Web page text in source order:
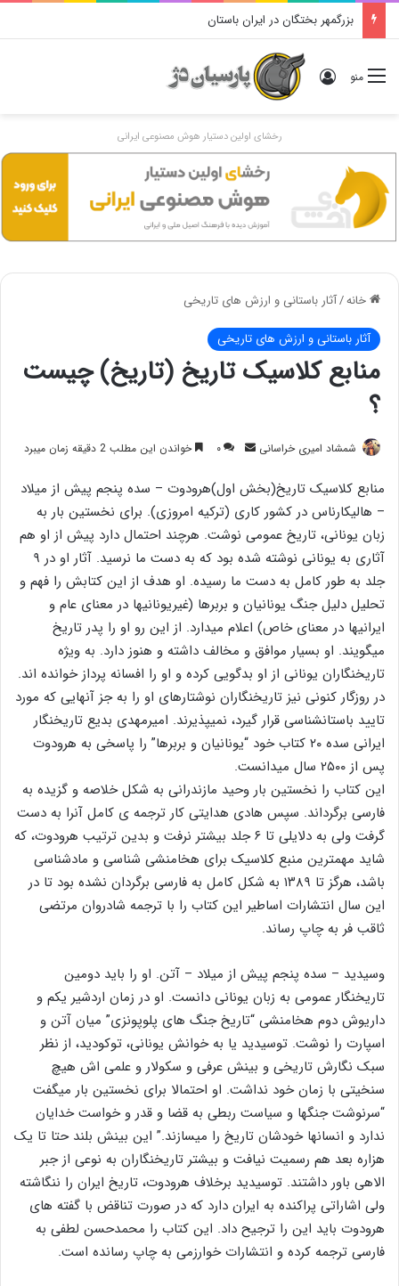
بزرگمهر بختگان در ایران باستان
منو ورود
رخشای اولین دستیار هوش مصنوعی ایرانی
خانه/آثار باستانی و ارزش های تاریخی
آثار باستانی و ارزش های تاریخی
منابع کلاسیک تاریخ (تاریخ) چیست
؟
شمشاد امیری خراسانی
ارسال۰ خواندن این مطلب 2 دقیقه زمان میبرد
منابع کلاسیک تاریخ(بخش اول)هرودوت – سده پنجم پیش از میلاد
– هالیکارناس در کشور کاری (ترکیه امروزی). برای نخستین بار به
زبان یونانی، تاریخ عمومی نوشت. هرچند احتمال دارد پیش از او هم
آثاری به یونانی نوشته شده بود که به دست ما نرسید. آثار او در ۹
جلد به طور کامل به دست ما رسیده. او هدف از این کتابش را فهم و
تحلیل دلیل جنگ یونانیان و بربرها (غیریونانیها در معنای عام و
ایرانیها در معنای خاص) اعلام میدارد. از این رو او را پدر تاریخ
میگویند. او بسیار موافق و مخالف داشته و هنوز دارد. به ویژه
تاریخنگاران یونانی از او بدگویی کرده و او را افسانه پرداز خوانده اند.
در روزگار کنونی نیز تاریخنگاران نوشتارهای او را به جز آنهایی که مورد
تایید باستانشناسی قرار گیرد، نمیپذیرند. امیرمهدی بدیع تاریخنگار
ایرانی سده ۲۰ کتاب خود “یونانیان و بربرها” را پاسخی به هرودوت
پس از ۲۵۰۰ سال میدانست.
این کتاب را نخستین بار وحید مازندرانی به شکل خلاصه و گزیده به
فارسی برگرداند. سپس هادی هدایتی کار ترجمه ی کامل آنرا به دست
گرفت ولی به دلایلی تا ۶ جلد بیشتر نرفت و بدین ترتیب هرودوت، که
شاید مهمترین منبع کلاسیک برای هخامنشی شناسی و مادشناسی
باشد، هرگز تا ۱۳۸۹ به شکل کامل به فارسی برگردان نشده بود تا در
این سال انتشارات اساطیر این کتاب را با ترجمه شادروان مرتضی
ثاقب فر به چاپ رساند.
وسیدید – سده پنجم پیش از میلاد – آتن. او را باید دومین
تاریخنگار عمومی به زبان یونانی دانست. او در زمان اردشیر یکم و
داریوش دوم هخامنشی “تاریخ جنگ های پلوپونزی” میان آتن و
اسپارت را نوشت. توسیدید یا به خوانش یونانی، توکودید، از نظر
سبک نگارش تاریخی و بینش عرفی و سکولار و علمی اش هیچ
سنخیتی با زمان خود نداشت. او احتمالا برای نخستین بار میگفت
“سرنوشت جنگها و سیاست ربطی به قضا و قدر و خواست خدایان
ندارد و انسانها خودشان تاریخ را میسازند.” این بینش بلند حتا تا یک
هزاره بعد هم رسمیت نیافت و بیشتر تاریخنگاران به نوعی از جبر
الاهی باور داشتند. توسیدید برخلاف هرودوت، تاریخ ایران را ننگاشته
ولی اشاراتی پراکنده به ایران دارد که در صورت تناقض با گفته های
هرودوت باید این را ترجیح داد. این کتاب را محمدحسن لطفی به
فارسی ترجمه کرده و انتشارات خوارزمی به چاپ رسانده است.